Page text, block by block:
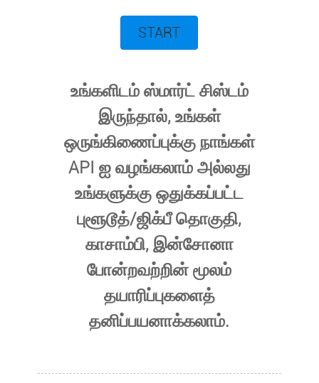
START
உங்களிடம் ஸ்மார்ட் சிஸ்டம்
இருந்தால், உங்கள்
ஒருங்கிணைப்புக்கு நாங்கள்
API ஐ வழங்கலாம் அல்லது
உங்களுக்கு ஒதுக்கப்பட்ட
புளூடூத்/ஜிக்பீ தொகுதி,
காசாம்பி, இன்சோனா
போன்றவற்றின் மூலம்
தயாரிப்புகளைத்
தனிப்பயனாக்கலாம்.